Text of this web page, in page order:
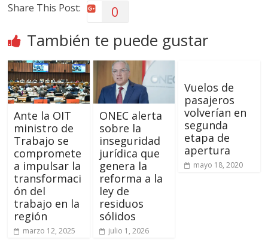
Share This Post: 0
También te puede gustar
Ante la OIT
ministro de
Trabajo se
compromete
a impulsar la
transformaci
ón del
trabajo en la
región
marzo 12, 2025
ONEC alerta
sobre la
inseguridad
jurídica que
genera la
reforma a la
ley de
residuos
sólidos
julio 1, 2026
Vuelos de
pasajeros
volverían en
segunda
etapa de
apertura
mayo 18, 2020